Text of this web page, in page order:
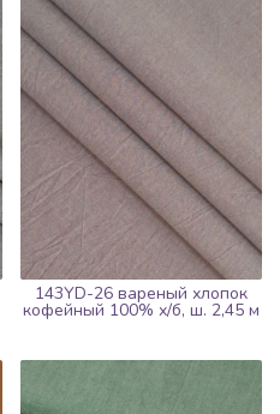
143YD-26 вареный хлопок
кофейный 100% х/б, ш. 2,45 м